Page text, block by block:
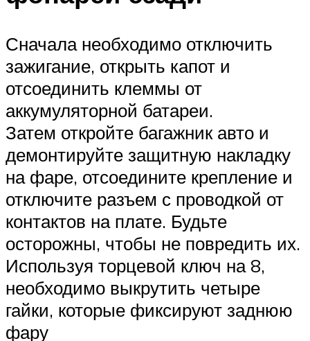
Сначала необходимо отключить
зажигание, открыть капот и
отсоединить клеммы от
аккумуляторной батареи.
Затем откройте багажник авто и
демонтируйте защитную накладку
на фаре, отсоедините крепление и
отключите разъем с проводкой от
контактов на плате. Будьте
осторожны, чтобы не повредить их.
Используя торцевой ключ на 8,
необходимо выкрутить четыре
гайки, которые фиксируют заднюю
фару